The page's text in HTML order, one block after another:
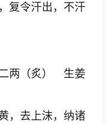
复令汗出，不汗
两（炙） 生姜
，去上沫，纳诸